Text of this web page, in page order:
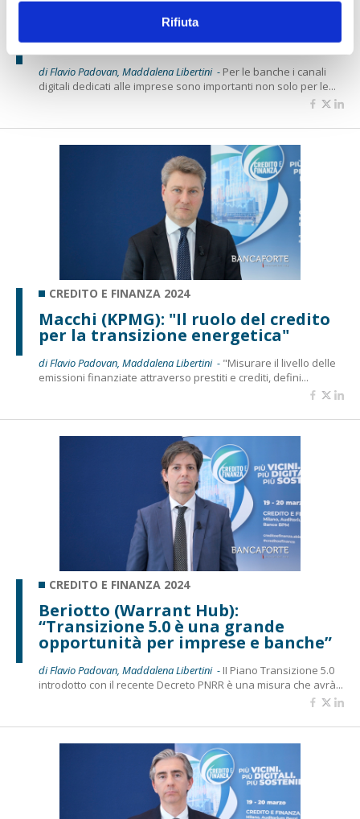
Rifiuta
Panella (Be Shaping The Future):
“Accesso al credito più facile per le
imprese con i canali digitali evoluti”
di Flavio Padovan, Maddalena Libertini - Per le banche i canali
digitali dedicati alle imprese sono importanti non solo per le...
CREDITO E FINANZA 2024
Macchi (KPMG): "Il ruolo del credito
per la transizione energetica"
di Flavio Padovan, Maddalena Libertini - "Misurare il livello delle
emissioni finanziate attraverso prestiti e crediti, defini...
CREDITO E FINANZA 2024
Beriotto (Warrant Hub):
“Transizione 5.0 è una grande
opportunità per imprese e banche”
di Flavio Padovan, Maddalena Libertini - II Piano Transizione 5.0
introdotto con il recente Decreto PNRR è una misura che avrà...